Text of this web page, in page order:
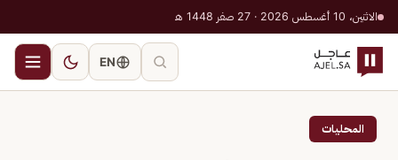
الاثنين، 10 أغسطس 2026 · 27 صفر 1448 هـ
EN
المحليات